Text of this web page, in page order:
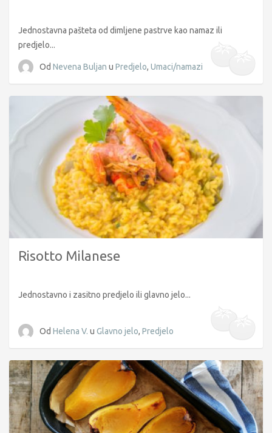
Jednostavna pašteta od dimljene pastrve kao namaz ili
predjelo...
Od Nevena Buljan u Predjelo, Umaci/namazi
Risotto Milanese
Jednostavno i zasitno predjelo ili glavno jelo...
Od Helena V. u Glavno jelo, Predjelo